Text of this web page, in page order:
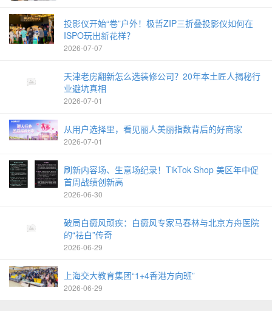
投影仪开始“卷”户外！极哲ZIP三折叠投影仪如何在
ISPO玩出新花样？
2026-07-07
天津老房翻新怎么选装修公司？20年本土匠人揭秘行
业避坑真相
2026-07-01
从用户选择里，看见丽人美丽指数背后的好商家
2026-07-01
刷新内容场、生意场纪录！TikTok Shop 美区年中促
首周战绩创新高
2026-06-30
破局白癜风顽疾：白癜风专家马春林与北京方舟医院
的“祛白”传奇
2026-06-29
上海交大教育集团“1+4香港方向班”
2026-06-29